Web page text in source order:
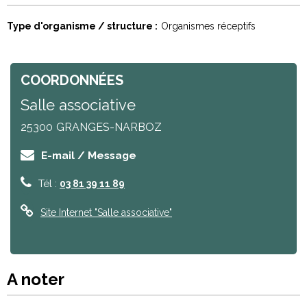
Type d'organisme / structure Organismes réceptifs
COORDONNÉES
Salle associative
25300 GRANGES-NARBOZ
E-mail / Message
Tél : 03 81 39 11 89
Site Internet "Salle associative"
A noter